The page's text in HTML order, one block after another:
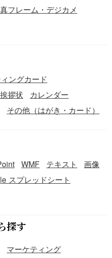
フレーム・デジカメ
ングカード
拶状
カレンダー
その他（はがき・カード）
WMF テキスト
画像
スプレッドシート
探す
マーケティング